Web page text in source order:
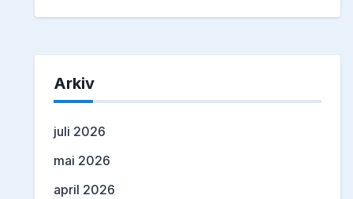
Arkiv
juli 2026
mai 2026
april 2026